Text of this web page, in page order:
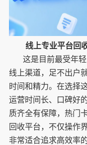
线上专业平台回
这是目前最受年
线上渠道，足不出户
时间和精力。在选择
运营时间长、口碑好
质齐全有保障，热门
回收平台，不仅操作
非常适合追求高效率